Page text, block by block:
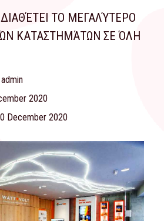
ΔΙΑΘΈΤΕΙ ΤΟ ΜΕΓΑΛΎΤΕΡΟ
ΚΑΤΑΣΤΗΜΆΤΩΝ ΣΕ ΌΛΗ
admin
2020
December 2020